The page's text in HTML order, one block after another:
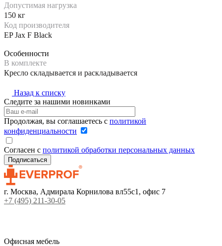
Допустимая нагрузка
150 кг
Код производителя
EP Jax F Black
Особенности
В комплекте
Кресло складывается и раскладывается
Назад к списку
Следите за нашими новинками
Продолжая, вы соглашаетесь с политикой
конфиденциальности
Согласен с политикой обработки персональных данных
г. Москва, Адмирала Корнилова вл55с1, офис 7
+7 (495) 211-30-05
Офисная мебель